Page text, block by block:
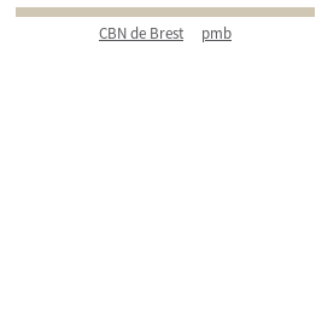
CBN de Brest pmb